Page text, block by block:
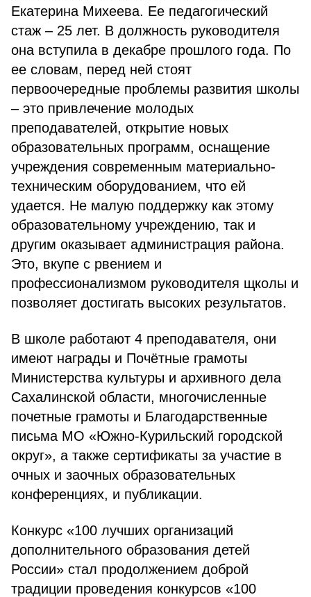
Екатерина Михеева. Ее педагогический
стаж – 25 лет. В должность руководителя
она вступила в декабре прошлого года. По
ее словам, перед ней стоят
первоочередные проблемы развития школы
– это привлечение молодых
преподавателей, открытие новых
образовательных программ, оснащение
учреждения современным материально-
техническим оборудованием, что ей
удается. Не малую поддержку как этому
образовательному учреждению, так и
другим оказывает администрация района.
Это, вкупе с рвением и
профессионализмом руководителя щколы и
позволяет достигать высоких результатов.
В школе работают 4 преподавателя, они
имеют награды и Почётные грамоты
Министерства культуры и архивного дела
Сахалинской области, многочисленные
почетные грамоты и Благодарственные
письма МО «Южно-Курильский городской
округ», а также сертификаты за участие в
очных и заочных образовательных
конференциях, и публикации.
Конкурс «100 лучших организаций
дополнительного образования детей
России» стал продолжением доброй
традиции проведения конкурсов «100